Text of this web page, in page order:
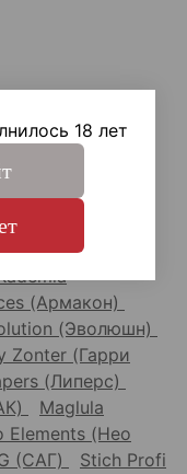
(Армакон)
(Эволюшн)
Zonter (Гарри
(Липерс)
Maglula
Elements (Нео
(САГ)
Stich Profi
18 лет